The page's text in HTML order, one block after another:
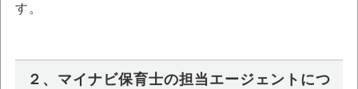
す。
２、マイナビ保育士の担当エージェントにつ